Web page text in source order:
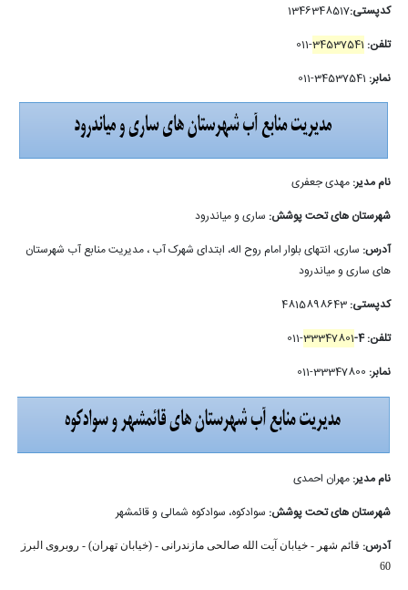
کدپستی:1346348517
تلفن: 34537541
-011
نمابر:
نام مدیر: مهدی جعفری
شهرستان های تحت پوشش: ساری و میاندرود
آدرس: ساری، انتهای بلوار امام روح اله، ابتدای شهرک آب ، مدیریت منابع آب شهرستان
های ساری و میاندرود
کدپستی: 4815898643
تلفن: 4- 33347801
-011
نمابر:
نام مدیر: مهران احمدی
شهرستان های تحت پوشش: سوادکوه، سوادکوه شمالی و قائمشهر
آدرس: قائم شهر - خیابان آیت الله صالحی مازندرانی - (خیابان تهران) - روبروی البرز
60